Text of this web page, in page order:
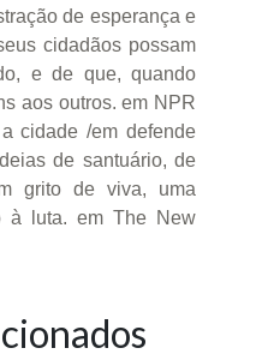
de esperança e
cidadãos possam
e de que, quando
aos outros. em NPR
cidade /em defende
de santuário, de
grito de viva, uma
à luta. em The New